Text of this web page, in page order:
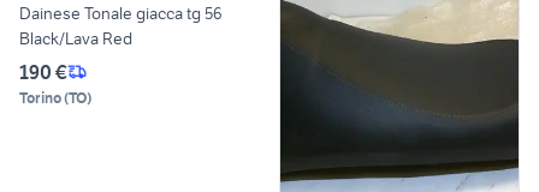
Dainese Tonale giacca tg 56
Black/Lava Red
190 €
Torino(TO)